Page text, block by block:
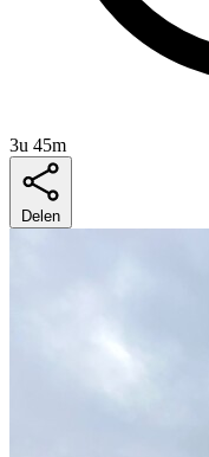
3u 45m
Delen